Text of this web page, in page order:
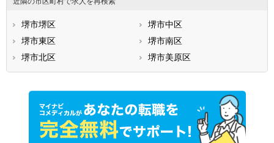
堺市堺区
堺市中区
堺市東区
堺市南区
堺市北区
堺市美原区